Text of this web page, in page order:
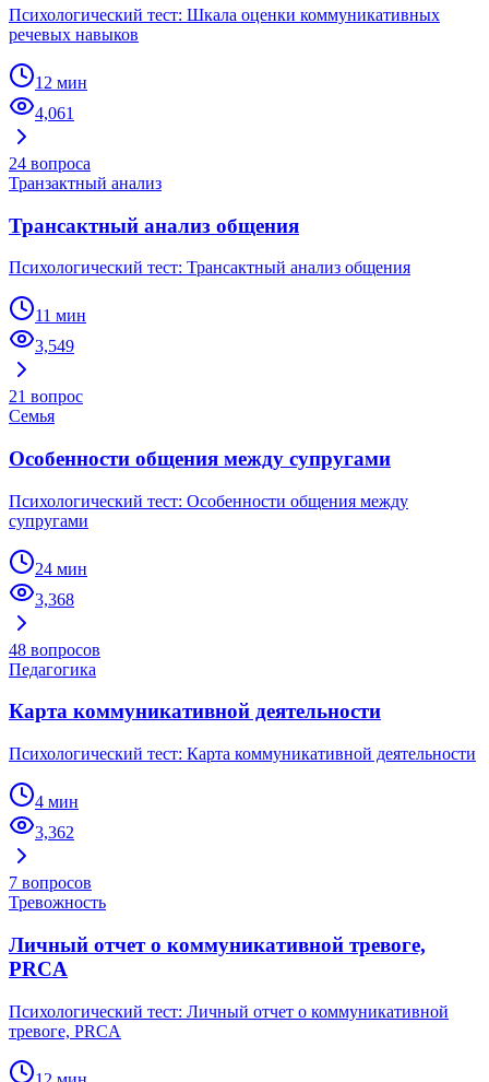
Психологический тест: Шкала оценки коммуникативных
речевых навыков
12 мин
4,061
24 вопроса
Транзактный анализ
Трансактный анализ общения
Психологический тест: Трансактный анализ общения
11 мин
3,549
21 вопрос
Семья
Особенности общения между супругами
Психологический тест: Особенности общения между
супругами
24 мин
3,368
48 вопросов
Педагогика
Карта коммуникативной деятельности
Психологический тест: Карта коммуникативной деятельности
4 мин
3,362
7 вопросов
Тревожность
Личный отчет о коммуникативной тревоге,
PRCA
Психологический тест: Личный отчет о коммуникативной
тревоге, PRCA